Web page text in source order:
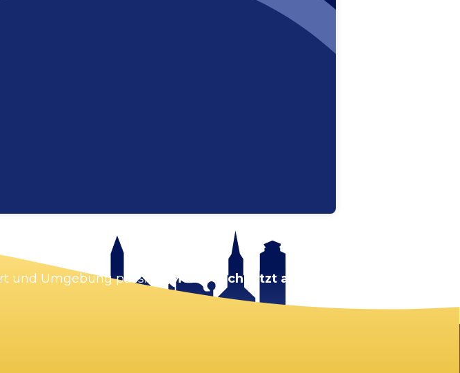
und Umgebung passiert. Melde dich jetzt an!